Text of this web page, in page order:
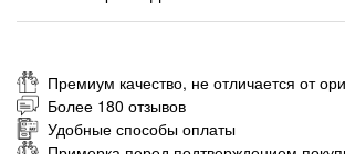
Премиум качество, не отличается от
Более 180 отзывов
Удобные способы оплаты